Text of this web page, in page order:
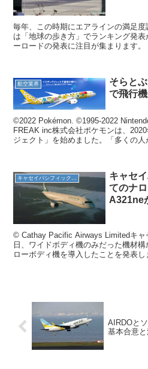
毎年、この時期にエアラインの満足
は「地球の歩き方」でランキング発
ーロードの発表に注目が集まります。
航空業界
そらと
で飛行
©2022 Pokémon. ©1995-2022
FREAK inc株式会社ポケモンは、
ジェクト」を始めました。「多くの人
キャセ
てのナ
A321ne
© Cathay Pacific Airways Limitedキャ
日、ワイドボディ機のみだった機材
ローボディ機を導入したことを発表し
AIRDOと
基本合意